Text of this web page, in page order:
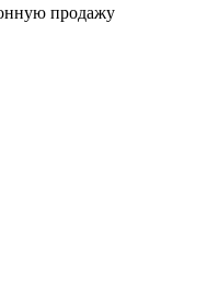
продажу